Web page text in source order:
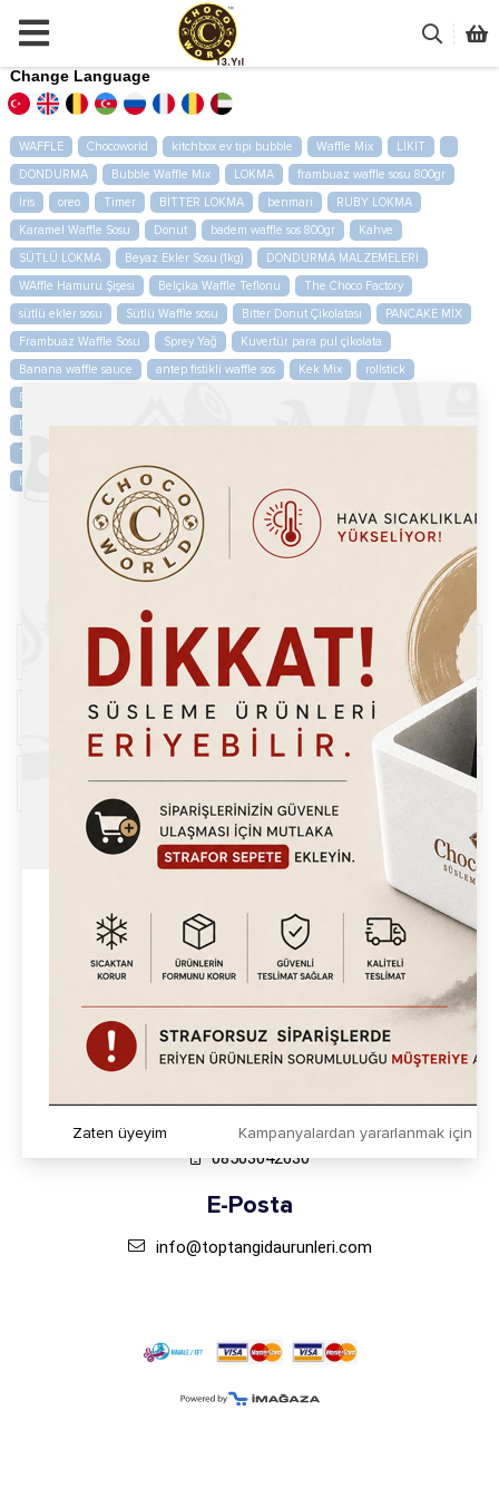
Change Language
WAFFLE Chocoworld kitchbox ev tipi bubble Waffle Mix
LİKİT
DONDURMA
Bubble Waffle Mix LOKMA
frambuaz waffle sosu 800gr
İris
oreo Timer BİTTER LOKMA benmari
RUBY LOKMA
Karamel Waffle Sosu
Donut badem waffle sos 800gr
Kahve
SÜTLÜ LOKMA
Beyaz Ekler Sosu (1kg)
DONDURMA MALZEMELERİ
WAffle Hamuru Şişesi
Belçika Waffle Teflonu
The Choco Factory
sütlü ekler sosu
Sütlü Waffle sosu Bitter Donut Çikolatası
PANCAKE MİX
Frambuaz Waffle Sosu
Sprey Yağ
Kuvertür para pul çikolata
Banana waffle sauce
antep fistikli waffle sos Kek Mix
rollstick
Bubble Waffle Makinesi
Draje Bisküvisi
buenos dolgu kremasi
Pirinç Antep Fıstık (1kg)
Ticari Bubble Waffle Makinesi
biscofix crumbs 750gr
planet mixer
Sosyal Medya`da Takip Et
Daha Fazla Bilgi
Online İşlemler
Üyelik İşlemleri
Sosyal Medya`da Takip Et
Adres
Mahmutbey Mah. Taşocağı Yolu Cad. Ağaoğlu 212 My
Office Kat:23/387 Bağcılar-İstanbul
Telefon
08503042630
E-Posta
info@toptangidaurunleri.com
Kampanyalardan yararlanmak için
Zaten üyeyim